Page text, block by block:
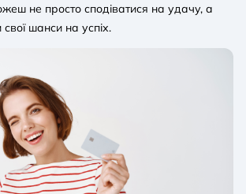
не просто сподіватися на удачу, а
шанси на успіх.